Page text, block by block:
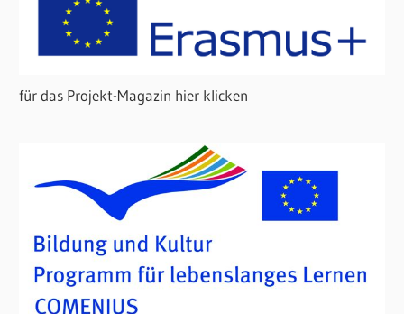
für das Projekt-Magazin hier klicken